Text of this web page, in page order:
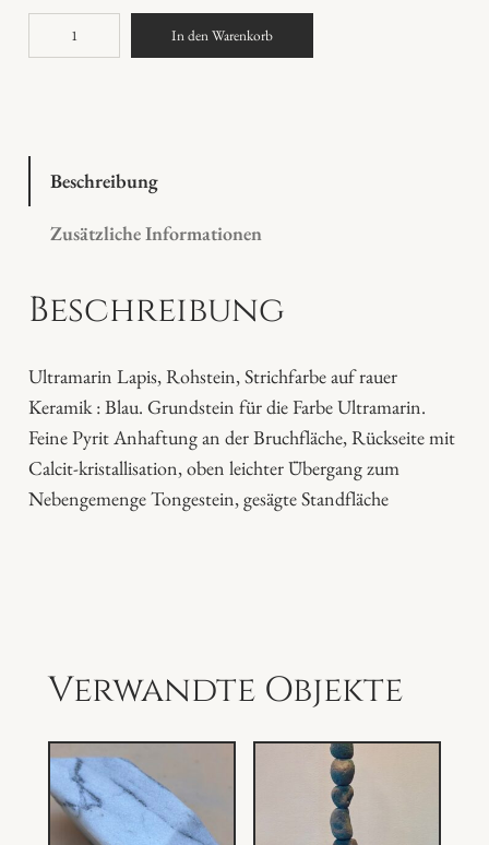
l
a
n
In den Warenkorb
Beschreibung
Zusätzliche Informationen
Beschreibung
Ultramarin Lapis, Rohstein, Strichfarbe auf rauer
Keramik : Blau. Grundstein für die Farbe Ultramarin.
Feine Pyrit Anhaftung an der Bruchfläche, Rückseite mit
Calcit-kristallisation, oben leichter Übergang zum
Nebengemenge Tongestein, gesägte Standfläche
Verwandte Objekte